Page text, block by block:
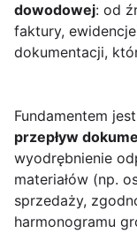
dowodowej: od
faktury,
dokumentacji,
Fundamentem
przepływ
wyodrębnienie
materiałów (np.
sprzedaży,
harmonogramu